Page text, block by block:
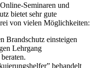
Seminaren und
bietet sehr gute
von vielen Möglichkeiten:
Brandschutz einsteigen
Lehrgang
behandelt